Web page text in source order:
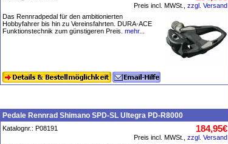
Preis incl. MWSt., zzgl. Versand
Das Rennradpedal für den ambitionierten
Hobbyfahrer bis hin zu Vereinsfahrten. DURA-ACE
Funktionstechnik zum günstigeren Preis. mehr...
Pedale Rennrad Shimano SPD-SL Ultegra PD-R8000
Katalognr.: P08191 184,95€
Preis incl. MWSt., zzgl. Versand